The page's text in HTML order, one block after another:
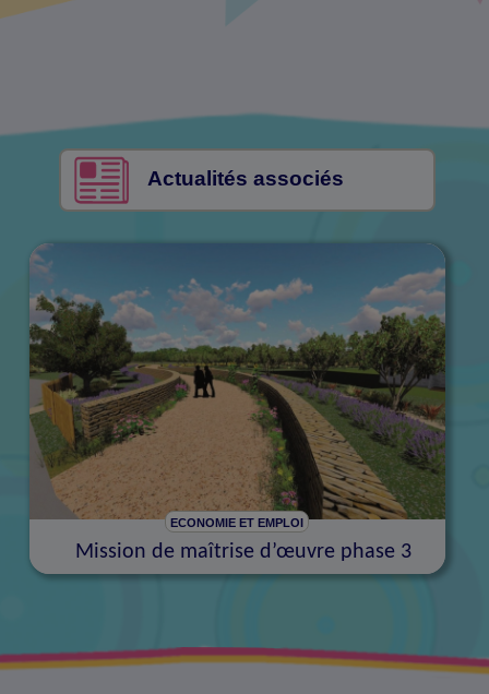
Actualités associés
ECONOMIE ET EMPLOI
Mission de maîtrise d’œuvre phase 3